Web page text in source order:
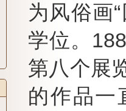
为风俗画
学位。
第八个展
的作品一